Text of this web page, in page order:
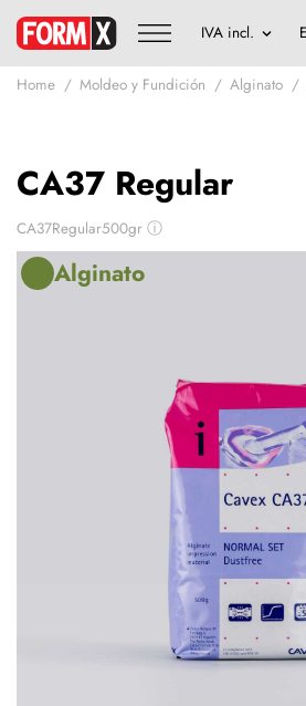
Home Moldeo y Fundición Alginato
CA37 Regular
CA37Regular500gr ⓘ
Alginato